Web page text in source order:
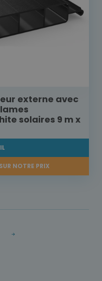
externe avec
solaires 9 m x
NOTRE PRIX